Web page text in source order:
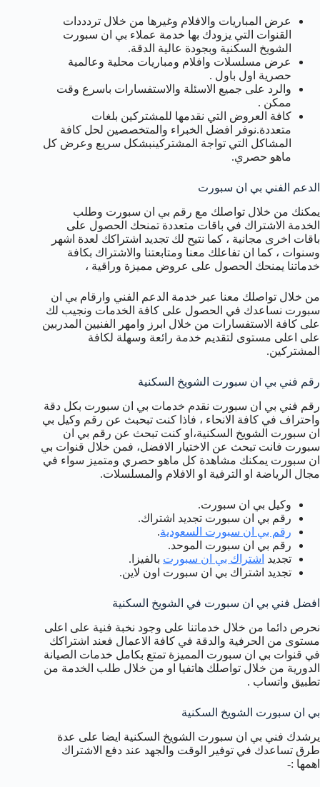
عرض المباريات والافلام وغيرها من خلال تردددات
القنوات التي يزودك بها خدمة عملاء بي ان سبورت
الشويخ السكنية وبجودة عالية الدقة.
عرض مسلسلات وافلام ومباريات محلية وعالمية
حصرية اول باول .
والرد على جميع الاسئلة والاستفسارات باسرع وقت
ممكن .
كافة العروض التي نقدمها للمشتركين بلغات
متعددة.نوفر افضل الخبراء والمتخصصين لحل كافة
المشاكل التي تواجة المشتركينبشكل سريع وعرض كل
ماهو حصري.
الدعم الفني بي ان سبورت
يمكنك من خلال تواصلك مع رقم بي ان سبورت وطلب
الخدمة الاشتراك في باقات متعددة تمنحك الحصول على
باقات اخرى مجانية ، كما نتيح لك تجديد اشتراكك لعدة اشهر
وسنوات ، كما ان تفاعلك معنا ومتابعتنا والاشتراك بكافة
خدماتنا يمنحك الحصول على عروض مميزة وراقية ،
من خلال تواصلك معنا عبر خدمة الدعم الفني وارقام بي ان
سبورت نساعدك في الحصول على كافة الخدمات ونجيب لك
على كافة الاستفسارات من خلال ابرز وامهر الفنيين المدربين
على اعلى مستوى لتقديم خدمة رائعة وسهلة لكافة
المشتركين.
رقم فني بي ان سبورت الشويخ السكنية
رقم فني بي ان سبورت نقدم خدمات بي ان سبورت بكل دقة
واحتراف في كافة الانحاء ، فاذا كنت تبحبث عن رقم وكيل بي
ان سبورت الشويخ السكنية،او كنت تبحث عن رقم بي ان
سبورت فانت تبحث عن الاختيار الافضل، فمن خلال قنوات بي
ان سبورت يمكنك مشاهدة كل ماهو حصري ومتميز سواء في
مجال الرياضة او الترفية او الافلام والمسلسلات.
وكيل بي ان سبورت.
رقم بي ان سبورت تجديد اشتراك.
رقم بي ان سبورت السعودية.
رقم بي ان سبورت الموحد.
تجديد اشتراك بي ان سبورت بالفيزا.
تجديد اشتراك بي ان سبورت اون لاين.
افضل فني بي ان سبورت في الشويخ السكنية
نحرص دائما من خلال خدماتنا على وجود نخبة فنية على اعلى
مستوى من الحرفية والدقة في كافة الاعمال فعند اشتراكك
في قنوات بي ان سبورت المميزة تمتع بكامل خدمات الصيانة
الدورية من خلال تواصلك هاتفيا او من خلال طلب الخدمة من
تطبيق واتساب .
بي ان سبورت الشويخ السكنية
يرشدك فني بي ان سبورت الشويخ السكنية ايضا على عدة
طرق تساعدك في توفير الوقت والجهد عند دفع الاشتراك
اهمها :-